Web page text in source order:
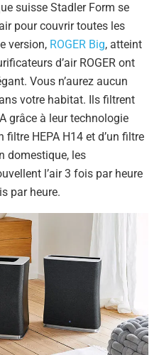
suisse Stadler Form se
pour couvrir toutes les
version, ROGER Big, atteint
d’air ROGER ont
Vous n’aurez aucun
votre habitat. Ils filtrent
grâce à leur technologie
HEPA H14 et d’un filtre
domestique, les
l’air 3 fois par heure
par heure.